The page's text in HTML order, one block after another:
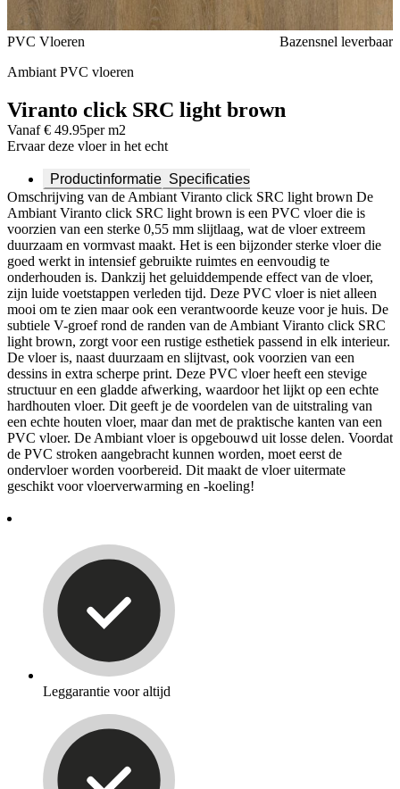
Voeg toe of verwijder Viranto click SRC light brown uit je
PVC Vloeren
Bazensnel leverbaar
Ambiant PVC vloeren
Viranto click SRC light brown
Vanaf € 49.95per m2
Ervaar deze vloer in het echt
Productinformatie Specificaties
Omschrijving van de Ambiant Viranto click SRC light brown De
Ambiant Viranto click SRC light brown is een PVC vloer die is
voorzien van een sterke 0,55 mm slijtlaag, wat de vloer extreem
duurzaam en vormvast maakt. Het is een bijzonder sterke vloer die
goed werkt in intensief gebruikte ruimtes en eenvoudig te
onderhouden is. Dankzij het geluiddempende effect van de vloer,
zijn luide voetstappen verleden tijd. Deze PVC vloer is niet alleen
mooi om te zien maar ook een verantwoorde keuze voor je huis. De
subtiele V-groef rond de randen van de Ambiant Viranto click SRC
light brown, zorgt voor een rustige esthetiek passend in elk interieur.
De vloer is, naast duurzaam en slijtvast, ook voorzien van een
dessins in extra scherpe print. Deze PVC vloer heeft een stevige
structuur en een gladde afwerking, waardoor het lijkt op een echte
hardhouten vloer. Dit geeft je de voordelen van de uitstraling van
een echte houten vloer, maar dan met de praktische kanten van een
PVC vloer. De Ambiant vloer is opgebouwd uit losse delen. Voordat
de PVC stroken aangebracht kunnen worden, moet eerst de
ondervloer worden voorbereid. Dit maakt de vloer uitermate
geschikt voor vloerverwarming en -koeling!
Leggarantie voor altijd